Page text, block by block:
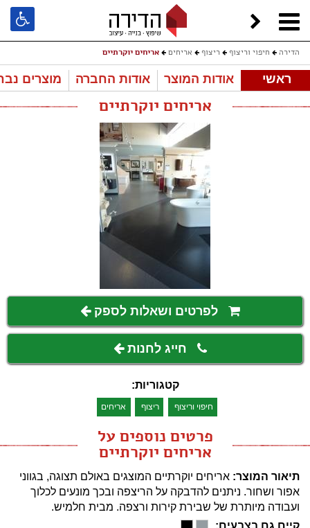
הדירה חיפוי וריצוף ריצוף אריחים אריחים יוקרתיים
ראשי אודות המוצר אודות החברה מוצרים
אריחים יוקרתיים
לפרטים ושאלות לספק
חייג לחנות
קטגוריות:
חיפוי וריצוף ריצוף אריחים
פרטים נוספים על
אריחים יוקרתיים
תיאור המוצר: אריחים יוקרתיים המוצגים באולם תצוגה, בגווני
אפור ושחור. ניתנים להדבקה על הריצפה ובכך מונעים לכלוך
ועבודה מיותרת של שבירת קירות ורצפה. מבית חלמיש.